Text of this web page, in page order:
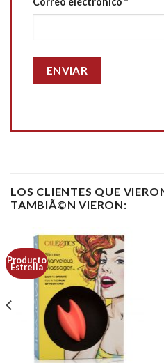
LOS CLIENTES QUE
TAMBIÃ©N VIERON:
Producto
Estrella